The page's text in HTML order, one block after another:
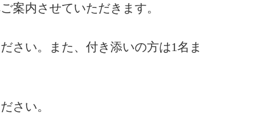
案内させていただきます。
さい。また、付き添いの方は1名ま
さい。